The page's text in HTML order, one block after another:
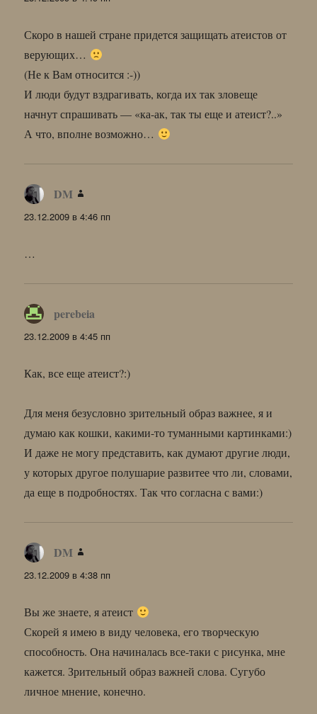
Скоро в нашей стране придется защищать атеистов от
верующих…
(Не к Вам относится :-))
И люди будут вздрагивать, когда их так зловеще
начнут спрашивать — «ка-ак, так ты еще и атеист?..»
А что, вполне возможно…
DM
23.12.2009 в 4:46 пп
…
perebeia
23.12.2009 в 4:45 пп
Как, все еще атеист?:)
Для меня безусловно зрительный образ важнее, я и
думаю как кошки, какими-то туманными картинками:)
И даже не могу представить, как думают другие люди,
у которых другое полушарие развитее что ли, словами,
да еще в подробностях. Так что согласна с вами:)
DM
23.12.2009 в 4:38 пп
Вы же знаете, я атеист
Скорей я имею в виду человека, его творческую
способность. Она начиналась все-таки с рисунка, мне
кажется. Зрительный образ важней слова. Сугубо
личное мнение, конечно.